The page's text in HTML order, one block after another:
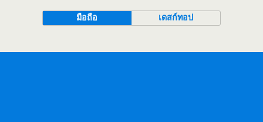
มือถือ เดสก์ทอป